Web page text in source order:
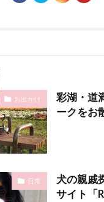
お出かけ
彩湖・道
ークをお
日常
犬の親戚
サイト「